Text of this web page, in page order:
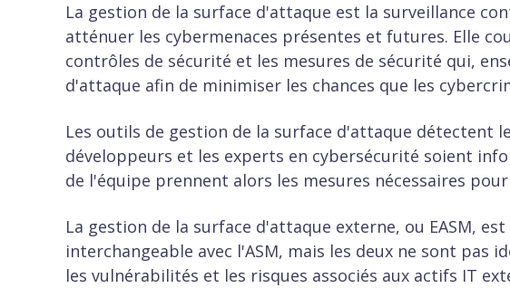
La gestion de la surface d'attaque est la surveillance
atténuer les cybermenaces présentes et futures. Elle
contrôles de sécurité et les mesures de sécurité qui,
d'attaque afin de minimiser les chances que les
Les outils de gestion de la surface d'attaque détectent
développeurs et les experts en cybersécurité soient
de l'équipe prennent alors les mesures nécessaires
La gestion de la surface d'attaque externe, ou EASM,
interchangeable avec l'ASM, mais les deux ne sont pas
les vulnérabilités et les risques associés aux actifs IT